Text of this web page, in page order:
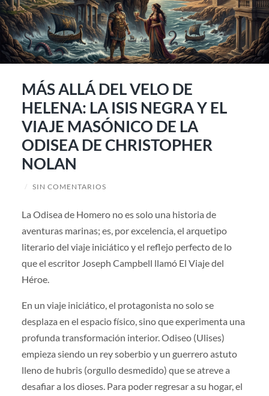
MÁS ALLÁ DEL VELO DE
HELENA: LA ISIS NEGRA Y EL
VIAJE MASÓNICO DE LA
ODISEA DE CHRISTOPHER
NOLAN
/ SIN COMENTARIOS
La Odisea de Homero no es solo una historia de
aventuras marinas; es, por excelencia, el arquetipo
literario del viaje iniciático y el reflejo perfecto de lo
que el escritor Joseph Campbell llamó El Viaje del
Héroe.
En un viaje iniciático, el protagonista no solo se
desplaza en el espacio físico, sino que experimenta una
profunda transformación interior. Odiseo (Ulises)
empieza siendo un rey soberbio y un guerrero astuto
lleno de hubris (orgullo desmedido) que se atreve a
desafiar a los dioses. Para poder regresar a su hogar, el